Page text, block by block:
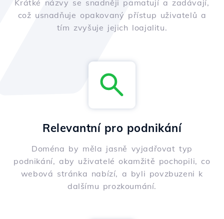
Krátké názvy se snadněji pamatují a zadávají,
což usnadňuje opakovaný přístup uživatelů a
tím zvyšuje jejich loajalitu.
Relevantní pro podnikání
Doména by měla jasně vyjadřovat typ
podnikání, aby uživatelé okamžitě pochopili, co
webová stránka nabízí, a byli povzbuzeni k
dalšímu prozkoumání.